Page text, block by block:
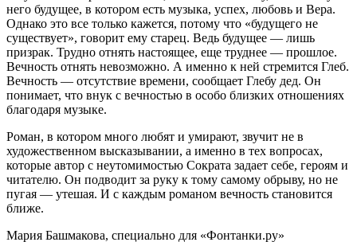
него будущее, в котором есть музыка, успех, любовь и Вера.
Однако это все только кажется, потому что «будущего не
существует», говорит ему старец. Ведь будущее — лишь
призрак. Трудно отнять настоящее, еще труднее — прошлое.
Вечность отнять невозможно. А именно к ней стремится Глеб.
Вечность — отсутствие времени, сообщает Глебу дед. Он
понимает, что внук с вечностью в особо близких отношениях
благодаря музыке.
Роман, в котором много любят и умирают, звучит не в
художественном высказывании, а именно в тех вопросах,
которые автор с неутомимостью Сократа задает себе, героям и
читателю. Он подводит за руку к тому самому обрыву, но не
пугая — утешая. И с каждым романом вечность становится
ближе.
Мария Башмакова, специально для «Фонтанки.ру»